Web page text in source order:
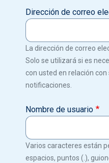
Dirección de correo
La dirección de correo
Solo se utilizará si es
con usted en relación
notificaciones.
Nombre de usuario
Varios caracteres están
espacios, puntos (.),